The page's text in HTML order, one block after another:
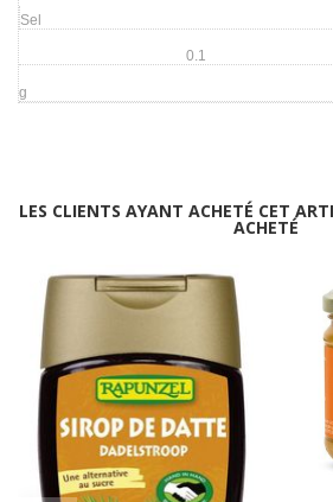
Sel
0.1
g
LES CLIENTS AYANT ACHETÉ CET
ACHETÉ